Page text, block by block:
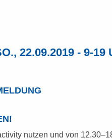
22.09.2019 - 9-19
nutzen und von